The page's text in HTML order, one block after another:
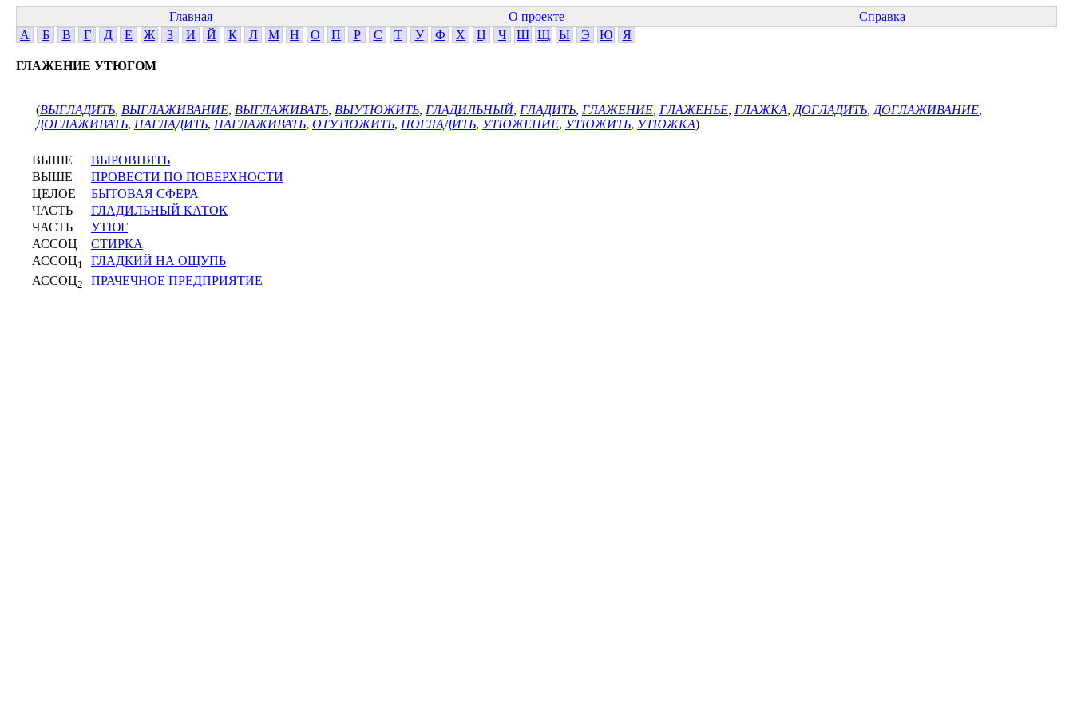
Главная О проекте
Справка
А
Б В Г Д Е Ж З И Й К Л М Н О П Р С Т У Ф Х Ц Ч Ш Щ Ы Э Ю Я
ГЛАЖЕНИЕ УТЮГОМ
(ВЫГЛАДИТЬ, ВЫГЛАЖИВАНИЕ, ВЫГЛАЖИВАТЬ, ВЫУТЮЖИТЬ, ГЛАДИЛЬНЫЙ, ГЛАДИТЬ, ГЛАЖЕНИЕ, ГЛАЖЕНЬЕ, ГЛАЖКА, ДОГЛАДИТЬ, ДОГЛАЖИВАНИЕ,
ДОГЛАЖИВАТЬ, НАГЛАДИТЬ, НАГЛАЖИВАТЬ, ОТУТЮЖИТЬ, ПОГЛАДИТЬ, УТЮЖЕНИЕ, УТЮЖИТЬ, УТЮЖКА)
ВЫШЕ
ВЫРОВНЯТЬ
ВЫШЕ
ПРОВЕСТИ ПО ПОВЕРХНОСТИ
ЦЕЛОЕ
БЫТОВАЯ СФЕРА
ЧАСТЬ
ГЛАДИЛЬНЫЙ КАТОК
ЧАСТЬ
УТЮГ
АССОЦ
СТИРКА
АССОЦ1
ГЛАДКИЙ НА ОЩУПЬ
АССОЦ2 ПРАЧЕЧНОЕ ПРЕДПРИЯТИЕ